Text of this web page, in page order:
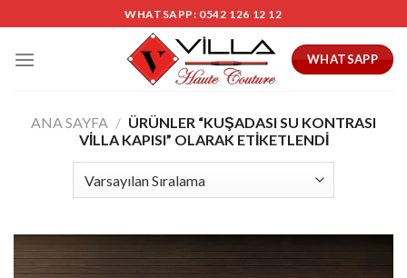
to
content
WHATSAPP: 0542 126 12 12
WHATSAPP
ANA SAYFA / ÜRÜNLER “KUŞADASI SU KONTRASI
VILLA KAPISI” OLARAK ETIKETLENDI